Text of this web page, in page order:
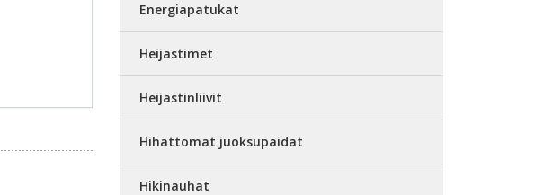
Energiapatukat
Heijastimet
Heijastinliivit
Hihattomat juoksupaidat
Hikinauhat